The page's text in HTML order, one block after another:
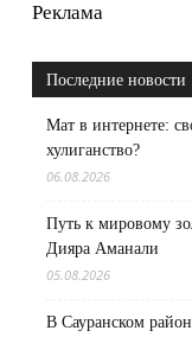
Реклама
Последние новости
Мат в интернете:
хулиганство?
06.08.2026
Путь к мировому
Дияра Аманали
05.08.2026
В Сауранском